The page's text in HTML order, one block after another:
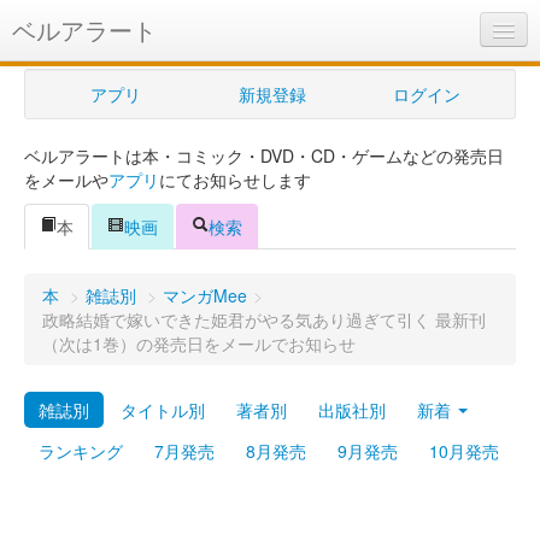
ベルアラート
ベルアラートとは
ヘルプ
新規登録
ログイン
購入管理
プレミアム
アプリ 新規登録 ログイン
ベルアラートは本・コミック・DVD・CD・ゲームなどの発売日
をメールやアプリ にてお知らせします
本
映画 検索
本 > 雑誌別 > マンガMee >
政略結婚で嫁いできた姫君がやる気あり過ぎて引く 最新刊
（次は1巻）の発売日をメールでお知らせ
雑誌別 タイトル別 著者別 出版社別
新着
ランキング
7月発売 8月発売 9月発売 10月発売